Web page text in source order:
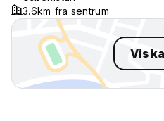
3.6km fra sentrum
Vis